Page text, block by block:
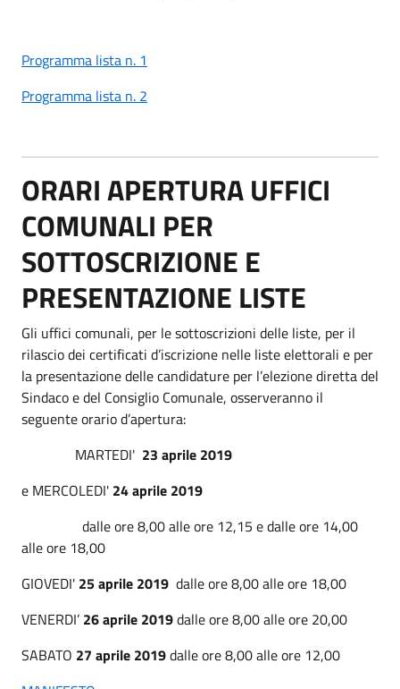
Programma lista n. 1
Programma lista n. 2
ORARI APERTURA UFFICI
COMUNALI PER
SOTTOSCRIZIONE E
PRESENTAZIONE LISTE
Gli uffici comunali, per le sottoscrizioni delle liste, per il
rilascio dei certificati d’iscrizione nelle liste elettorali e per
la presentazione delle candidature per l’elezione diretta del
Sindaco e del Consiglio Comunale, osserveranno il
seguente orario d’apertura:
MARTEDI' 23 aprile 2019
e MERCOLEDI' 24 aprile 2019
dalle ore 8,00 alle ore 12,15 e dalle ore 14,00
alle ore 18,00
GIOVEDI' 25 aprile 2019 dalle ore 8,00 alle ore 18,00
VENERDI’ 26 aprile 2019dalle ore 8,00 alle ore 20,00
SABATO 27 aprile 2019dalle ore 8,00 alle ore 12,00